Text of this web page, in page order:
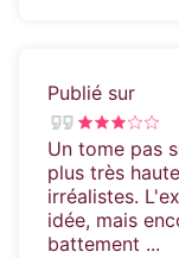
Publié sur
Un tome pas
plus très
irréalistes.
idée, mais
battement ...